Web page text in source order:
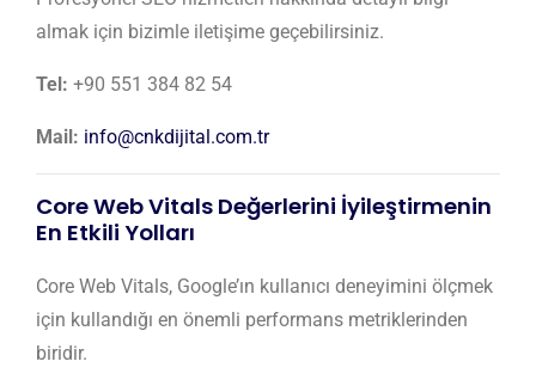
almak için bizimle iletişime geçebilirsiniz.
Tel: +90 551 384 82 54
Mail: info@cnkdijital.com.tr
Core Web Vitals Değerlerini İyileştirmenin
En Etkili Yolları
Core Web Vitals, Google’ın kullanıcı deneyimini ölçmek
için kullandığı en önemli performans metriklerinden
biridir.